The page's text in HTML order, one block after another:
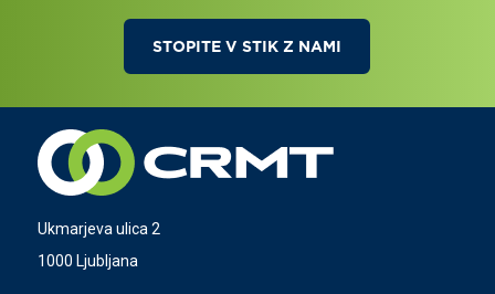
STOPITE V STIK Z NAMI
Ukmarjeva ulica 2
1000 Ljubljana